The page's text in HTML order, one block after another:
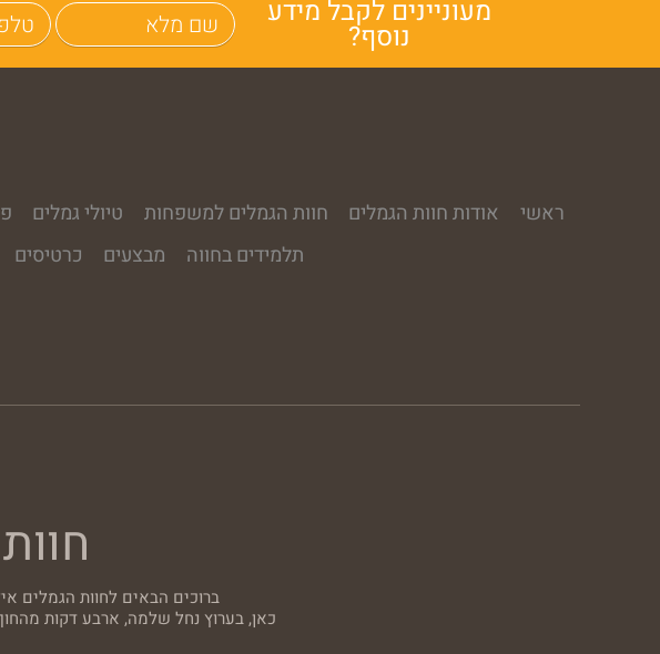
מעוניינים לקבל מידע
נוסף?
ראשי אודות חוות הגמלים חוות הגמלים למשפחות טיולי גמלים
תלמידים בחווה
מבצעים כרטיסים
ברוכים הבאים לחוות הגמלים
כאן, בערוץ נחל שלמה, ארבע דקות